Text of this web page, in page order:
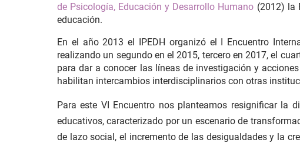
de Psicología, Educación y Desarrollo Humano (2012) la
educación.
En el año 2013 el IPEDH organizó el I Encuentro
realizando un segundo en el 2015, tercero en 2017, el
para dar a conocer las líneas de investigación y
habilitan intercambios interdisciplinarios con otras
Para este VI Encuentro nos planteamos resignificar la
educativos, caracterizado por un escenario de
de lazo social, el incremento de las desigualdades y la